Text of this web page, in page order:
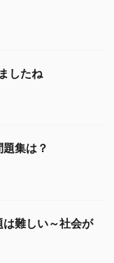
したね
集は？
難しい～社会が